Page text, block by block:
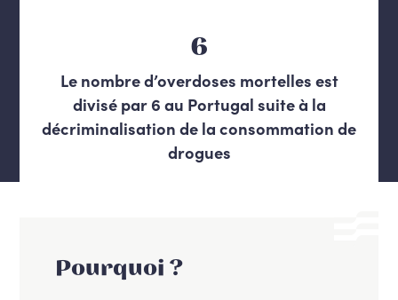
6
Le nombre d’overdoses mortelles est
divisé par 6 au Portugal suite à la
décriminalisation de la consommation de
drogues
Pourquoi ?